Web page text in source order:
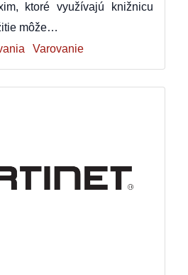
ktoré využívajú knižnicu
môže…
Varovanie